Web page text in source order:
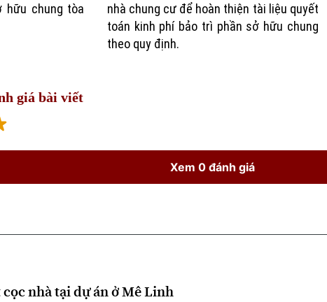
hữu chung tòa
nhà chung cư để hoàn thiện tài liệu quyết
toán kinh phí bảo trì phần sở hữu chung
theo quy định.
giá bài viết
Xem 0 đánh giá
nhà tại dự án ở Mê Linh